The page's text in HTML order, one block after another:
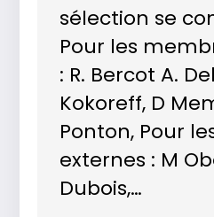
sélection se
Pour les
: R. Bercot A.
Kokoreff, D
Ponton, Pour
externes : M
Dubois,…